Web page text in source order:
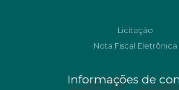
Licitação
Nota Fiscal Eletrônica
Informações de